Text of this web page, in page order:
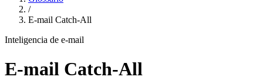
/
E-mail Catch-All
Inteligencia de e-mail
E-mail Catch-All